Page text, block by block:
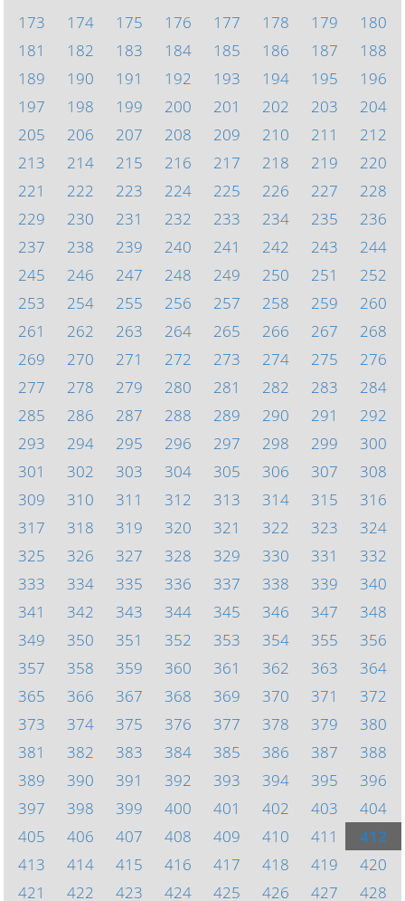
173
174 175 176 177 178 179
180
181
182 183 184 185 186 187
188
189
190 191 192 193 194 195
196
197
198 199 200 201 202 203
204
205
206 207 208 209 210 211
212
213
214 215 216 217 218 219
220
221
222 223 224 225 226 227
228
229
230 231 232 233 234 235
236
237
238 239 240 241 242 243
244
245
246 247 248 249 250 251
252
253
254 255 256 257 258 259
260
261
262 263 264 265 266 267
268
269
270 271 272 273 274 275
276
277
278 279 280 281 282 283
284
285
286 287 288 289 290 291
292
293
294 295 296 297 298 299
300
301
302 303 304 305 306 307
308
309
310 311 312 313 314 315
316
317
318 319 320 321 322 323
324
325
326 327 328 329 330 331
332
333
334 335 336 337 338 339
340
341
342 343 344 345 346 347
348
349
350 351 352 353 354 355
356
357
358 359 360 361 362 363
364
365
366 367 368 369 370 371
372
373
374 375 376 377 378 379
380
381
382 383 384 385 386 387
388
389
390 391 392 393 394 395
396
397
398 399 400 401 402 403
404
405
406 407 408 409 410 411
412
413
414 415 416 417 418 419
420
421
422 423 424 425 426 427 428